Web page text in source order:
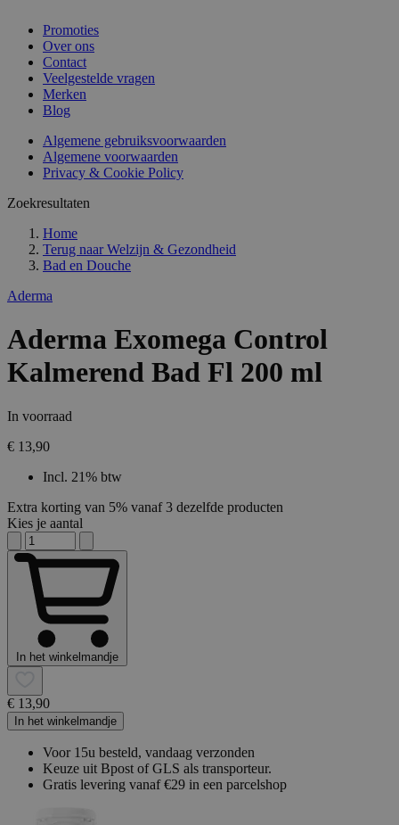
Promoties
Over ons
Contact
Veelgestelde vragen
Merken
Blog
Algemene gebruiksvoorwaarden
Algemene voorwaarden
Privacy & Cookie Policy
Zoekresultaten
Home
Terug naar Welzijn & Gezondheid
Bad en Douche
Aderma
Aderma Exomega Control
Kalmerend Bad Fl 200 ml
In voorraad
€ 13,90
Incl. 21% btw
Extra korting van 5% vanaf 3 dezelfde producten
Kies je aantal
In het winkelmandje
€ 13,90
In het winkelmandje
Voor 15u besteld, vandaag verzonden
Keuze uit Bpost of GLS als transporteur.
Gratis levering vanaf €29 in een parcelshop